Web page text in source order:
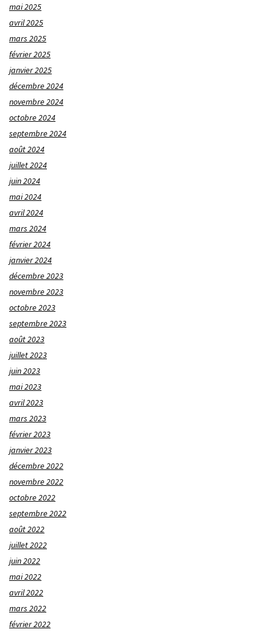
mai 2025
avril 2025
mars 2025
février 2025
janvier 2025
décembre 2024
novembre 2024
octobre 2024
septembre 2024
août 2024
juillet 2024
juin 2024
mai 2024
avril 2024
mars 2024
février 2024
janvier 2024
décembre 2023
novembre 2023
octobre 2023
septembre 2023
août 2023
juillet 2023
juin 2023
mai 2023
avril 2023
mars 2023
février 2023
janvier 2023
décembre 2022
novembre 2022
octobre 2022
septembre 2022
août 2022
juillet 2022
juin 2022
mai 2022
avril 2022
mars 2022
février 2022